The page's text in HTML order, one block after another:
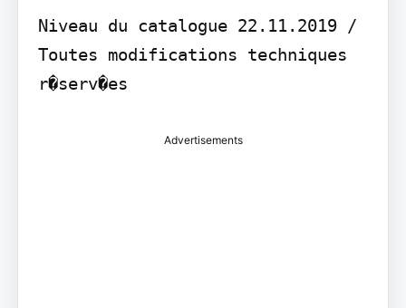
Niveau du catalogue 22.11.2019 /
Toutes modifications techniques
Advertisements